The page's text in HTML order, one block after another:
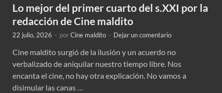
Lo mejor del primer cuarto del s.XXI por la
redacción de Cine maldito
22 julio, 2026 - porCine maldito - Dejar un comentario
Cine maldito surgió de la ilusión y un acuerdo no
verbalizado de aniquilar nuestro tiempo libre. Nos
encanta el cine, no hay otra explicación. No vamos a
disimular las canas …